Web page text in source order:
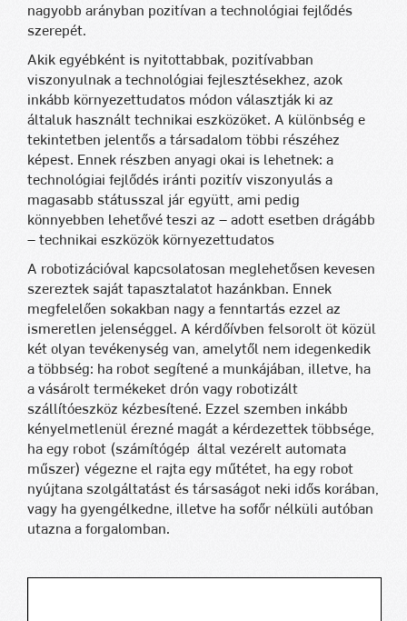
nagyobb arányban pozitívan a technológiai fejlődés
szerepét.
Akik egyébként is nyitottabbak, pozitívabban
viszonyulnak a technológiai fejlesztésekhez, azok
inkább környezettudatos módon választják ki az
általuk használt technikai eszközöket. A különbség e
tekintetben jelentős a társadalom többi részéhez
képest. Ennek részben anyagi okai is lehetnek: a
technológiai fejlődés iránti pozitív viszonyulás a
magasabb státusszal jár együtt, ami pedig
könnyebben lehetővé teszi az – adott esetben drágább
– technikai eszközök környezettudatos
A robotizációval kapcsolatosan meglehetősen kevesen
szereztek saját tapasztalatot hazánkban. Ennek
megfelelően sokakban nagy a fenntartás ezzel az
ismeretlen jelenséggel. A kérdőívben felsorolt öt közül
két olyan tevékenység van, amelytől nem idegenkedik
a többség: ha robot segítené a munkájában, illetve, ha
a vásárolt termékeket drón vagy robotizált
szállítóeszköz kézbesítené. Ezzel szemben inkább
kényelmetlenül érezné magát a kérdezettek többsége,
ha egy robot (számítógép által vezérelt automata
műszer) végezne el rajta egy műtétet, ha egy robot
nyújtana szolgáltatást és társaságot neki idős korában,
vagy ha gyengélkedne, illetve ha sofőr nélküli autóban
utazna a forgalomban.